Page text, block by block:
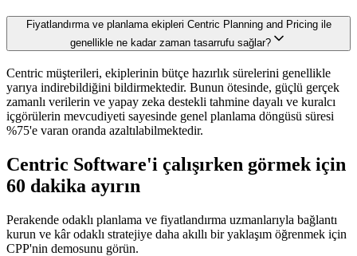
Fiyatlandırma ve planlama ekipleri Centric Planning and Pricing ile
genellikle ne kadar zaman tasarrufu sağlar?
Centric müşterileri, ekiplerinin bütçe hazırlık sürelerini genellikle
yarıya indirebildiğini bildirmektedir. Bunun ötesinde, güçlü gerçek
zamanlı verilerin ve yapay zeka destekli tahmine dayalı ve kuralcı
içgörülerin mevcudiyeti sayesinde genel planlama döngüsü süresi
%75'e varan oranda azaltılabilmektedir.
Centric Software'i çalışırken görmek için
60 dakika ayırın
Perakende odaklı planlama ve fiyatlandırma uzmanlarıyla bağlantı
kurun ve kâr odaklı stratejiye daha akıllı bir yaklaşım öğrenmek için
CPP'nin demosunu görün.